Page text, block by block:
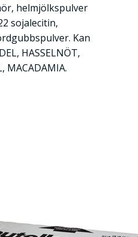
helmjölkspulver
sojalecitin,
Kan
HASSELNÖT,
MACADAMIA.